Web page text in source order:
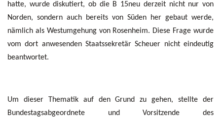
hatte, wurde diskutiert, ob die B 15neu derzeit nicht nur von
Norden, sondern auch bereits von Süden her gebaut werde,
nämlich als Westumgehung von Rosenheim. Diese Frage wurde
vom dort anwesenden Staatssekretär Scheuer nicht eindeutig
beantwortet.
Um dieser Thematik auf den Grund zu gehen, stellte der
Bundestagsabgeordnete und Vorsitzende des